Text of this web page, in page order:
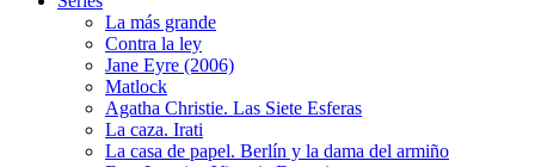
La más grande
Contra la ley
Jane Eyre (2006)
Matlock
Agatha Christie. Las Siete Esferas
La caza. Irati
La casa de papel. Berlín y la dama del armiño